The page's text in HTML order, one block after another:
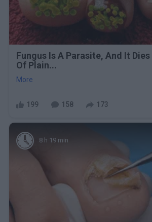
Fungus Is A Parasite, And It
Of Plain...
More
199 158 173
8 h 19 min